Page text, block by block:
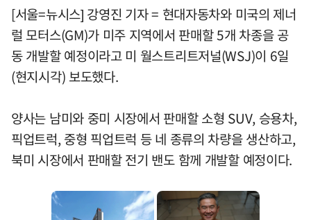
[서울=뉴시스] 강영진 기자 = 현대자동차와 미국의 제너
럴 모터스(GM)가 미주 지역에서 판매할 5개 차종을 공
동 개발할 예정이라고 미 월스트리트저널(WSJ)이 6일
(현지시각) 보도했다.
양사는 남미와 중미 시장에서 판매할 소형 SUV, 승용차,
픽업트럭, 중형 픽업트럭 등 네 종류의 차량을 생산하고,
북미 시장에서 판매할 전기 밴도 함께 개발할 예정이다.